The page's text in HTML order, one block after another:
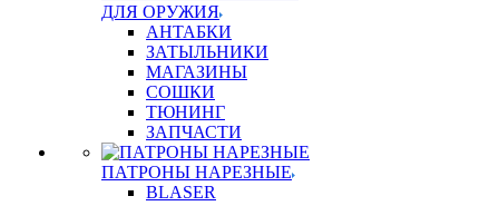
ДЛЯ ОРУЖИЯ
АНТАБКИ
ЗАТЫЛЬНИКИ
МАГАЗИНЫ
СОШКИ
ТЮНИНГ
ЗАПЧАСТИ
ПАТРОНЫ НАРЕЗНЫЕ
BLASER